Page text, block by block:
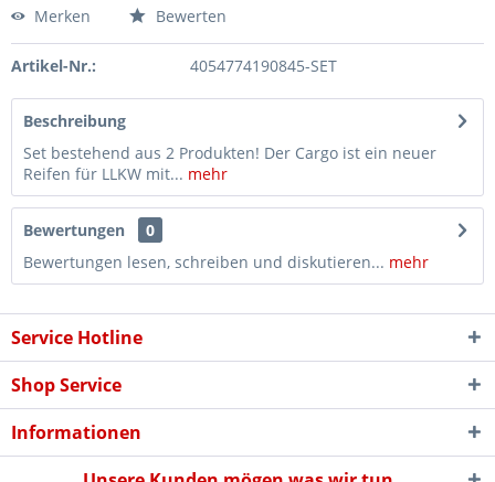
Merken Bewerten
Artikel-Nr.: 4054774190845-SET
Beschreibung
Set bestehend aus 2 Produkten! Der Cargo ist ein neuer
Reifen für LLKW mit... mehr
Bewertungen
0
Bewertungen lesen, schreiben und diskutieren... mehr
Service Hotline
Shop Service
Informationen